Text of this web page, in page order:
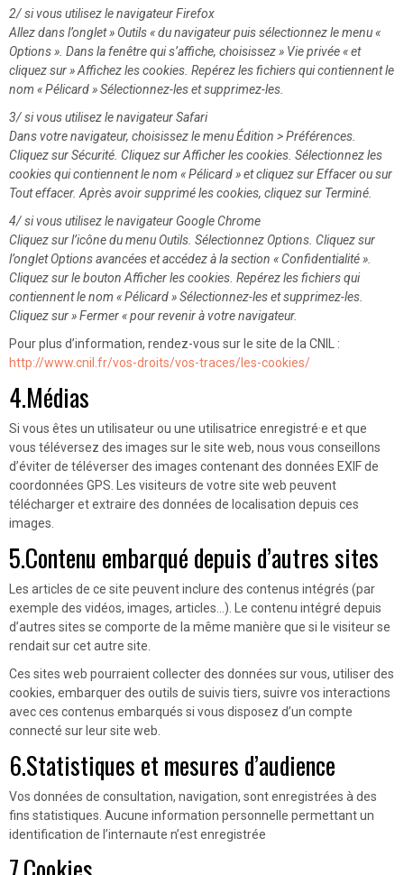
2/ si vous utilisez le navigateur Firefox
Allez dans l’onglet » Outils « du navigateur puis sélectionnez le menu «
Options ». Dans la fenêtre qui s’affiche, choisissez » Vie privée « et
cliquez sur » Affichez les cookies. Repérez les fichiers qui contiennent le
nom « Pélicard » Sélectionnez-les et supprimez-les.
3/ si vous utilisez le navigateur Safari
Dans votre navigateur, choisissez le menu Édition > Préférences.
Cliquez sur Sécurité. Cliquez sur Afficher les cookies. Sélectionnez les
cookies qui contiennent le nom « Pélicard » et cliquez sur Effacer ou sur
Tout effacer. Après avoir supprimé les cookies, cliquez sur Terminé.
4/ si vous utilisez le navigateur Google Chrome
Cliquez sur l’icône du menu Outils. Sélectionnez Options. Cliquez sur
l’onglet Options avancées et accédez à la section « Confidentialité ».
Cliquez sur le bouton Afficher les cookies. Repérez les fichiers qui
contiennent le nom « Pélicard » Sélectionnez-les et supprimez-les.
Cliquez sur » Fermer « pour revenir à votre navigateur.
Pour plus d’information, rendez-vous sur le site de la CNIL :
http://www.cnil.fr/vos-droits/vos-traces/les-cookies/
4.Médias
Si vous êtes un utilisateur ou une utilisatrice enregistré·e et que
vous téléversez des images sur le site web, nous vous conseillons
d’éviter de téléverser des images contenant des données EXIF de
coordonnées GPS. Les visiteurs de votre site web peuvent
télécharger et extraire des données de localisation depuis ces
images.
5.Contenu embarqué depuis d’autres sites
Les articles de ce site peuvent inclure des contenus intégrés (par
exemple des vidéos, images, articles…). Le contenu intégré depuis
d’autres sites se comporte de la même manière que si le visiteur se
rendait sur cet autre site.
Ces sites web pourraient collecter des données sur vous, utiliser des
cookies, embarquer des outils de suivis tiers, suivre vos interactions
avec ces contenus embarqués si vous disposez d’un compte
connecté sur leur site web.
6.Statistiques et mesures d’audience
Vos données de consultation, navigation, sont enregistrées à des
fins statistiques. Aucune information personnelle permettant un
identification de l’internaute n’est enregistrée